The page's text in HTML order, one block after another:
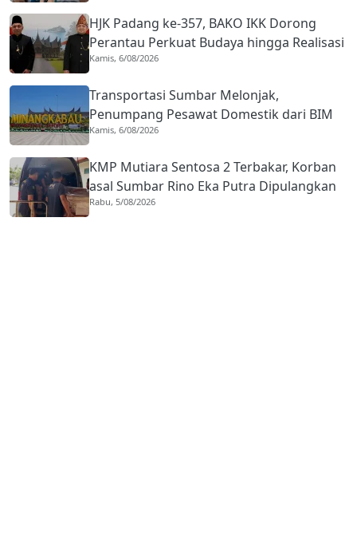
HJK Padang ke-357, BAKO IKK Dorong
Perantau Perkuat Budaya hingga Realisasi
Kota Gastronomi
Kamis, 6/08/2026
Transportasi Sumbar Melonjak,
Penumpang Pesawat Domestik dari BIM
Naik Hampir 33 Persen
Kamis, 6/08/2026
KMP Mutiara Sentosa 2 Terbakar, Korban
asal Sumbar Rino Eka Putra Dipulangkan
ke Agam
Rabu, 5/08/2026